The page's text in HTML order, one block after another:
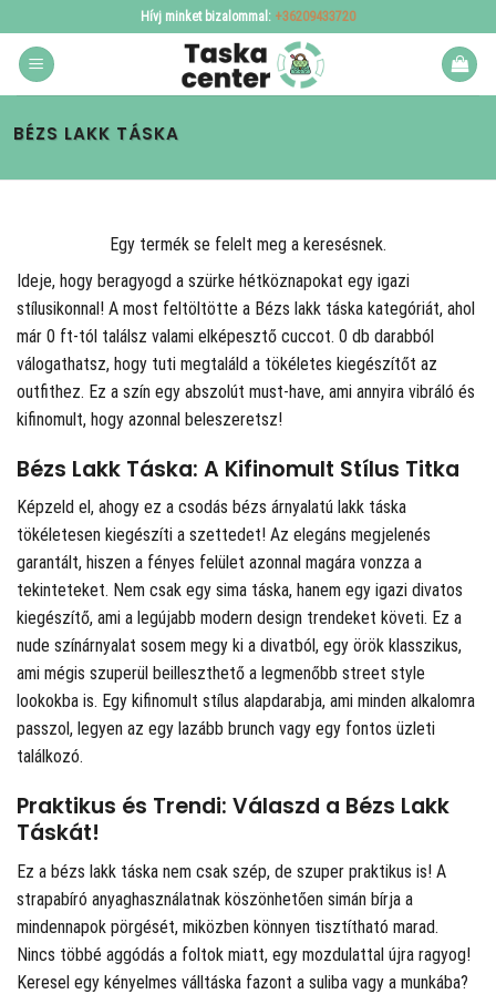
to
content
Hívj minket bizalommal: +36209433720
BÉZS LAKK TÁSKA
Egy termék se felelt meg a keresésnek.
Ideje, hogy beragyogd a szürke hétköznapokat egy igazi
stílusikonnal! A most feltöltötte a Bézs lakk táska kategóriát, ahol
már 0 ft-tól találsz valami elképesztő cuccot. 0 db darabból
válogathatsz, hogy tuti megtaláld a tökéletes kiegészítőt az
outfithez. Ez a szín egy abszolút must-have, ami annyira vibráló és
kifinomult, hogy azonnal beleszeretsz!
Bézs Lakk Táska: A Kifinomult Stílus Titka
Képzeld el, ahogy ez a csodás bézs árnyalatú lakk táska
tökéletesen kiegészíti a szettedet! Az elegáns megjelenés
garantált, hiszen a fényes felület azonnal magára vonzza a
tekinteteket. Nem csak egy sima táska, hanem egy igazi divatos
kiegészítő, ami a legújabb modern design trendeket követi. Ez a
nude színárnyalat sosem megy ki a divatból, egy örök klasszikus,
ami mégis szuperül beilleszthető a legmenőbb street style
lookokba is. Egy kifinomult stílus alapdarabja, ami minden alkalomra
passzol, legyen az egy lazább brunch vagy egy fontos üzleti
találkozó.
Praktikus és Trendi: Válaszd a Bézs Lakk
Táskát!
Ez a bézs lakk táska nem csak szép, de szuper praktikus is! A
strapabíró anyaghasználatnak köszönhetően simán bírja a
mindennapok pörgését, miközben könnyen tisztítható marad.
Nincs többé aggódás a foltok miatt, egy mozdulattal újra ragyog!
Keresel egy kényelmes válltáska fazont a suliba vagy a munkába?